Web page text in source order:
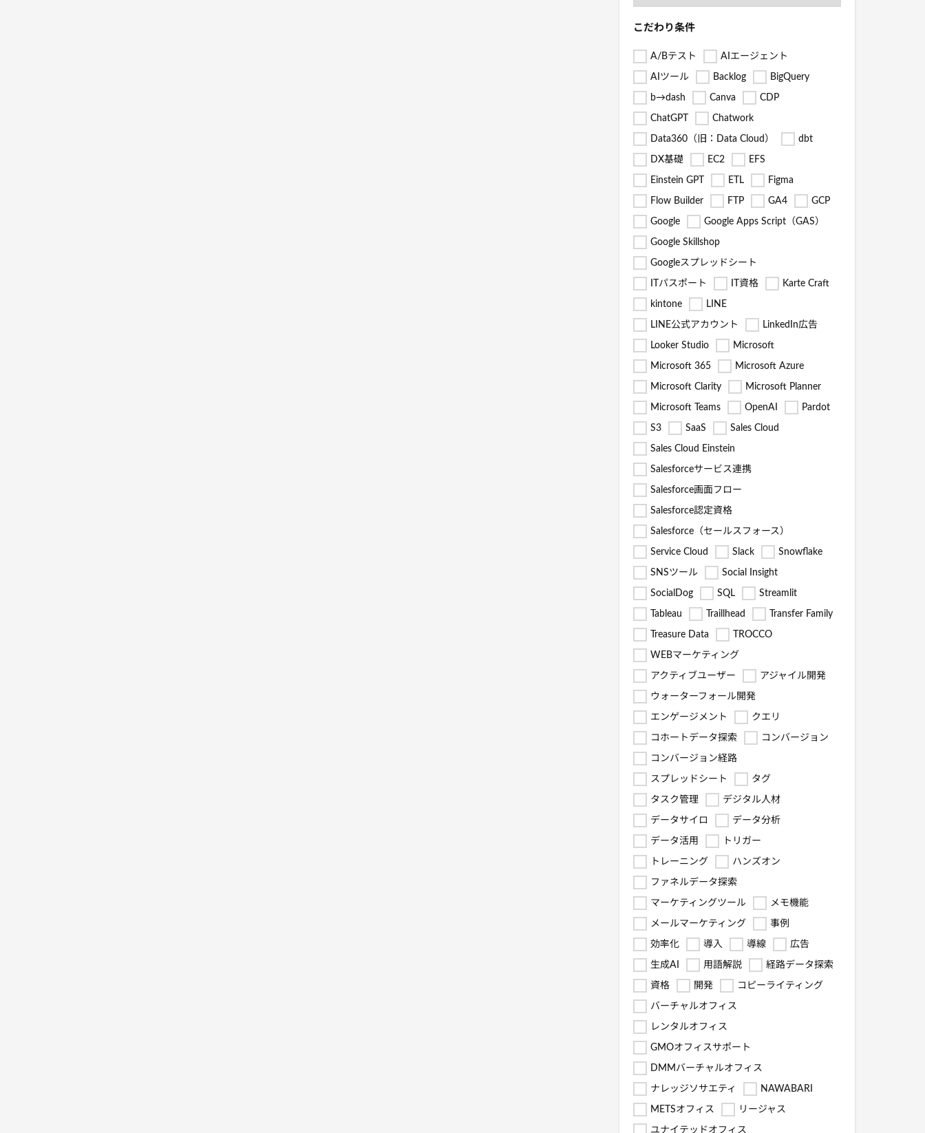
こだわり条件
A/Bテスト AIエージェント
AIツール Backlog BigQuery
b→dash Canva CDP
ChatGPT Chatwork
Data360（旧：Data Cloud） dbt
DX基礎 EC2 EFS
Einstein GPT ETL Figma
Flow Builder FTP GA4 GCP
Google Google Apps Script（GAS）
Google Skillshop
Googleスプレッドシート
ITパスポート IT資格 Karte Craft
kintone LINE
LINE公式アカウント LinkedIn広告
Looker Studio Microsoft
Microsoft 365 Microsoft Azure
Microsoft Clarity Microsoft Planner
Microsoft Teams OpenAI Pardot
S3 SaaS Sales Cloud
Sales Cloud Einstein
Salesforceサービス連携
Salesforce画面フロー
Salesforce認定資格
Salesforce（セールスフォース）
Service Cloud Slack Snowflake
SNSツール Social Insight
SocialDog SQL Streamlit
Tableau Traillhead Transfer Family
Treasure Data TROCCO
WEBマーケティング
アクティブユーザー アジャイル開発
ウォーターフォール開発
エンゲージメント クエリ
コホートデータ探索 コンバージョン
コンバージョン経路
スプレッドシート タグ
タスク管理 デジタル人材
データサイロ データ分析
データ活用 トリガー
トレーニング ハンズオン
ファネルデータ探索
マーケティングツール メモ機能
メールマーケティング 事例
効率化 導入 導線 広告
生成AI 用語解説 経路データ探索
資格 開発 コピーライティング
バーチャルオフィス
レンタルオフィス
GMOオフィスサポート
DMMバーチャルオフィス
ナレッジソサエティ NAWABARI
METSオフィス リージャス
ユナイテッドオフィス